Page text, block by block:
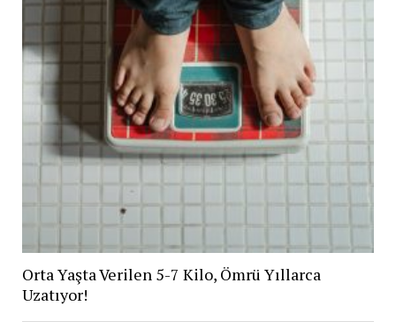
Orta Yaşta Verilen 5-7 Kilo, Ömrü Yıllarca
Uzatıyor!